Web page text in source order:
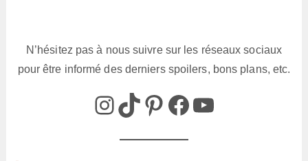
N’hésitez pas à nous suivre sur les réseaux sociaux
pour être informé des derniers spoilers, bons plans, etc.
@box_az_off
@box_azPinterest
Box AZ @Box-AZ